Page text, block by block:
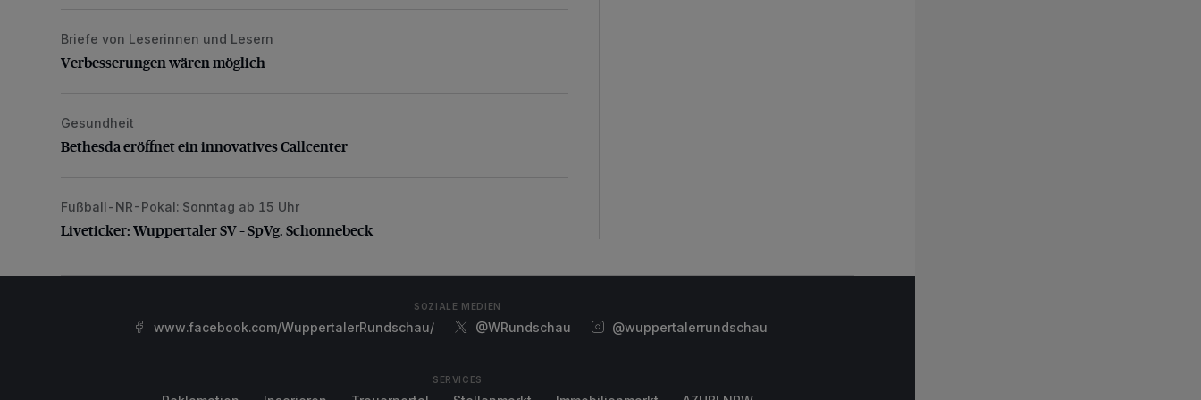
Verbesserungen wären möglich
Briefe von Leserinnen und Lesern
Verbesserungen wären möglich
Bethesda eröffnet ein innovatives Callcenter
Gesundheit
Bethesda eröffnet ein innovatives Callcenter
Liveticker: Wuppertaler SV – SpVg. Schonnebeck
Fußball-NR-Pokal: Sonntag ab 15 Uhr
Liveticker: Wuppertaler SV – SpVg. Schonnebeck
SOZIALE MEDIEN
www.facebook.com/WuppertalerRundschau/ @WRundschau @wuppertalerrundschau
SERVICES